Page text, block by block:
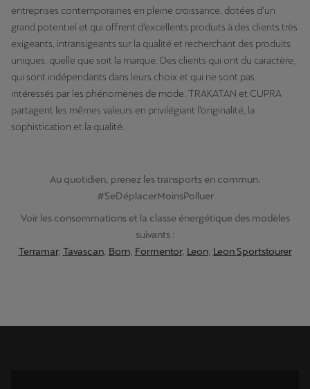
entreprises contemporaines en pleine croissance, dotées d’un
grand potentiel et qui offrent d’excellents produits à des clients très
exigeants, intransigeants sur la qualité et recherchant des produits
uniques, quelle que soit la marque. Des clients qui ont du caractère,
qui sont indépendants dans leurs choix et qui ne sont pas
intéressés par les phénomènes de mode. TRAKATAN et CUPRA
partagent les mêmes valeurs en privilégiant l’originalité, la
sophistication et la qualité.
Au quotidien, prenez les transports en commun.
#SeDéplacerMoinsPolluer
Voir les consommations et la classe énergétique des modèles
suivants :
Terramar, Tavascan, Born, Formentor, Leon, Leon Sportstourer